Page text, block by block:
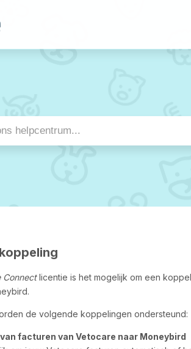
Connectlicentie is het mogelijk om een
de volgende koppelingen ondersteund:
facturen van Vetocare naar Moneybird